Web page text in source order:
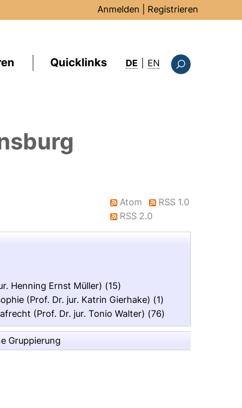
Anmelden Registrieren
Quicklinks DE EN : this page in
Atom
RSS 1.0
RSS 2.0
Henning Ernst Müller) (15)
(Prof. Dr. jur. Katrin Gierhake) (1)
(Prof. Dr. jur. Tonio Walter) (76)
Gruppierung